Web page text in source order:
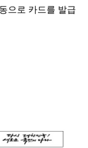
으로 카드를 발급